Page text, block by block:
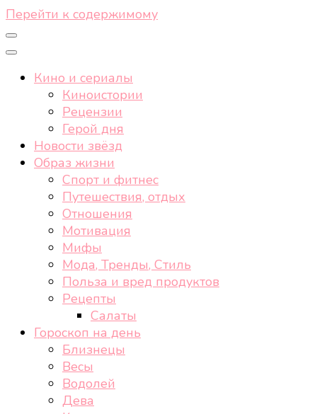
Перейти к содержимому
Кино и сериалы
Киноистории
Рецензии
Герой дня
Новости звёзд
Образ жизни
Спорт и фитнес
Путешествия, отдых
Отношения
Мотивация
Мифы
Мода, Тренды, Стиль
Польза и вред продуктов
Рецепты
Салаты
Гороскоп на день
Близнецы
Весы
Водолей
Дева